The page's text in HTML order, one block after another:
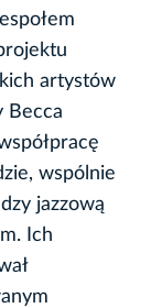
artystów
Becca
wspólnie
jazzową
Ich